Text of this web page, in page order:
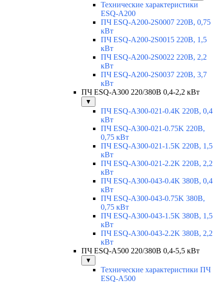
Технические характеристики
ESQ-A200
ПЧ ESQ-A200-2S0007 220В, 0,75
кВт
ПЧ ESQ-A200-2S0015 220В, 1,5
кВт
ПЧ ESQ-A200-2S0022 220В, 2,2
кВт
ПЧ ESQ-A200-2S0037 220В, 3,7
кВт
ПЧ ESQ-A300 220/380В 0,4-2,2 кВт
▼
ПЧ ESQ-A300-021-0.4K 220В, 0,4
кВт
ПЧ ESQ-A300-021-0.75K 220В,
0,75 кВт
ПЧ ESQ-A300-021-1.5K 220В, 1,5
кВт
ПЧ ESQ-A300-021-2.2K 220В, 2,2
кВт
ПЧ ESQ-A300-043-0.4K 380В, 0,4
кВт
ПЧ ESQ-A300-043-0.75K 380В,
0,75 кВт
ПЧ ESQ-A300-043-1.5K 380В, 1,5
кВт
ПЧ ESQ-A300-043-2.2K 380В, 2,2
кВт
ПЧ ESQ-A500 220/380В 0,4-5,5 кВт
▼
Технические характеристики ПЧ
ESQ-A500